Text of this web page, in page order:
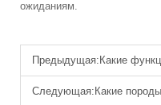
ожиданиям.
Предыдущая: Какие функции
Следующая: Какие породы дерева